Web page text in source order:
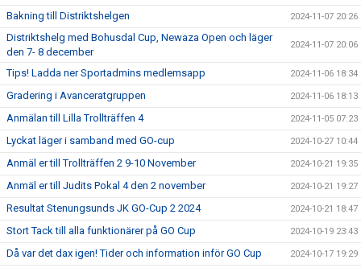
Bakning till Distriktshelgen 2024-11-07 20:26
Distriktshelg med Bohusdal Cup, Newaza Open och läger
den 7- 8 december
2024-11-07 20:06
Tips! Ladda ner Sportadmins medlemsapp 2024-11-06 18:34
Gradering i Avanceratgruppen 2024-11-06 18:13
Anmälan till Lilla Trollträffen 4 2024-11-05 07:23
Lyckat läger i samband med GO-cup 2024-10-27 10:44
Anmäl er till Trollträffen 2 9-10 November 2024-10-21 19:35
Anmäl er till Judits Pokal 4 den 2 november 2024-10-21 19:27
Resultat Stenungsunds JK GO-Cup 2 2024 2024-10-21 18:47
Stort Tack till alla funktionärer på GO Cup 2024-10-19 23:43
Då var det dax igen! Tider och information inför GO Cup 2024-10-17 19:29